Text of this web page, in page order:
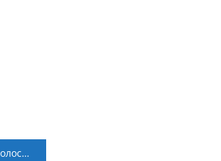
Христина Ботюк оголосила про завершення кар’єри